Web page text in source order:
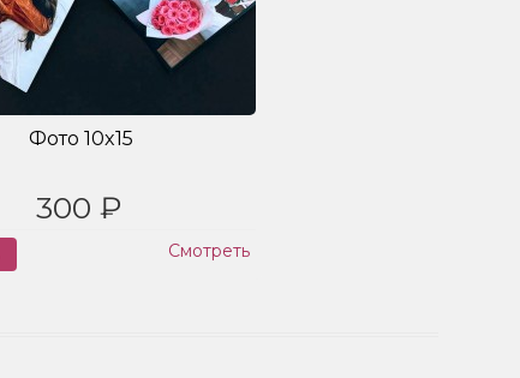
Фото 10x15
300 ₽
Смотреть